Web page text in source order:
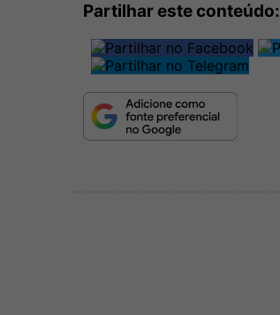
Partilhar este conteúdo: